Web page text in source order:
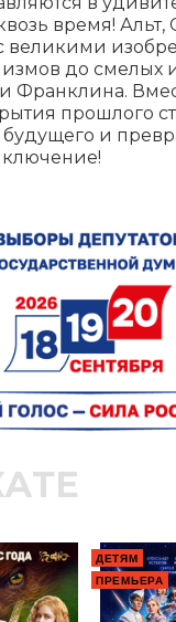
время!
великими
до смелых
Франклина.
прошлого
и
ДЕТЯМ
ПРЕМЬЕРА